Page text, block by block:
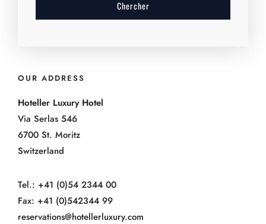
OUR ADDRESS
Hoteller Luxury Hotel
Via Serlas 546
6700 St. Moritz
Switzerland
Tel.: +41 (0)54 2344 00
Fax: +41 (0)542344 99
reservations@hotellerluxury.com